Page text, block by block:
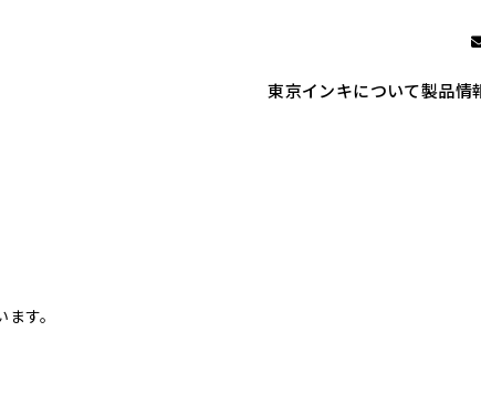
東京インキについて製品情
す。